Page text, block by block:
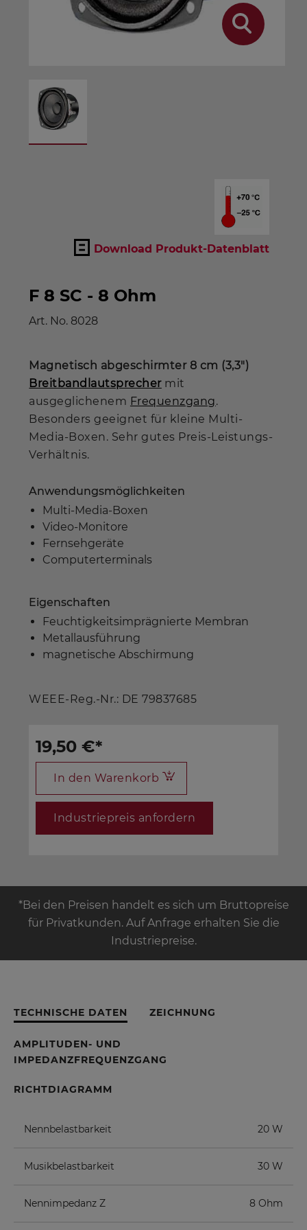
Download Produkt-Datenblatt
F 8 SC - 8 Ohm
Art. No. 8028
Magnetisch abgeschirmter 8 cm (3,3")
Breitbandlautsprechermit
ausgeglichenem Frequenzgang.
Besonders geeignet für kleine Multi-
Media-Boxen. Sehr gutes Preis-Leistungs-
Verhältnis.
Anwendungsmöglichkeiten
Multi-Media-Boxen
Video-Monitore
Fernsehgeräte
Computerterminals
Eigenschaften
Feuchtigkeitsimprägnierte Membran
Metallausführung
magnetische Abschirmung
WEEE-Reg.-Nr.: DE 79837685
19,50 €*
In den Warenkorb
Industriepreis anfordern
*Bei den Preisen handelt es sich um Bruttopreise
für Privatkunden. Auf Anfrage erhalten Sie die
Industriepreise.
TECHNISCHE DATEN ZEICHNUNG
AMPLITUDEN- UND
IMPEDANZFREQUENZGANG
RICHTDIAGRAMM
Nennbelastbarkeit 20 W
Musikbelastbarkeit 30 W
Nennimpedanz Z 8 Ohm